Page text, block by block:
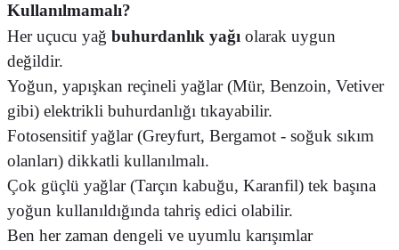
Kullanılmamalı?
Her uçucu yağ buhurdanlık yağı olarak uygun
değildir.
Yoğun, yapışkan reçineli yağlar (Mür, Benzoin, Vetiver
gibi) elektrikli buhurdanlığı tıkayabilir.
Fotosensitif yağlar (Greyfurt, Bergamot - soğuk sıkım
olanları) dikkatli kullanılmalı.
Çok güçlü yağlar (Tarçın kabuğu, Karanfil) tek başına
yoğun kullanıldığında tahriş edici olabilir.
Ben her zaman dengeli ve uyumlu karışımlar